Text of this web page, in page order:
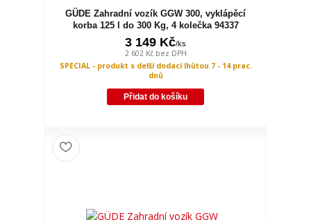
GÜDE Zahradní vozík GGW 300, vyklápěcí
korba 125 l do 300 Kg, 4 kolečka 94337
3 149 Kč/ks
2 602 Kč bez DPH
SPECIAL - produkt s delší dodací lhůtou 7 - 14 prac.
dnů
Přidat do košíku